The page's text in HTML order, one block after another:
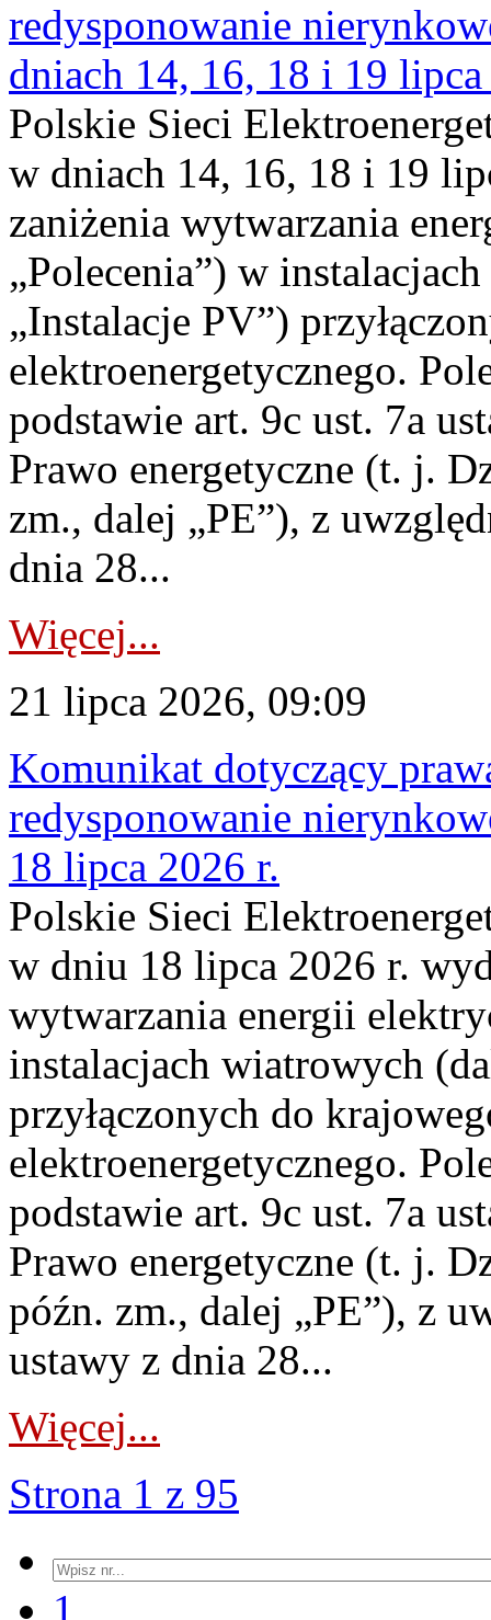
redysponowanie
dniach 14, 16, 18 i 19
Polskie Sieci
w dniach 14, 16, 18 i 19
zaniżenia wytwarzania
„Polecenia”) w
„Instalacje PV”)
elektroenergetycznego.
podstawie art. 9c ust. 7a
Prawo energetyczne (t. j.
zm., dalej „PE”), z
dnia 28...
Więcej...
21 lipca 2026, 09:09
Komunikat dotyczący
redysponowanie
18 lipca 2026 r.
Polskie Sieci
w dniu 18 lipca 2026 r.
wytwarzania energii
instalacjach wiatrowych
przyłączonych do
elektroenergetycznego.
podstawie art. 9c ust. 7a
Prawo energetyczne (t. j.
późn. zm., dalej „PE”), z
ustawy z dnia 28...
Więcej...
Strona 1 z 95
1